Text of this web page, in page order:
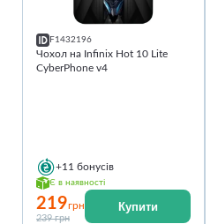
F1432196
Чохол на Infinix Hot 10 Lite
CyberPhone v4
+11 бонусів
Є в наявності
219грн
239 грн
Купити